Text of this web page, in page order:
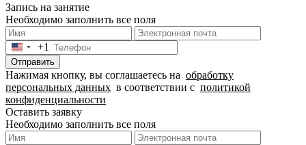
Запись на занятие
Необходимо заполнить все поля
United
States
+1
+1
Отправить
Нажимая кнопку, вы соглашаетесь на обработку
персональных данных в соответствии с политикой
конфиденциальности
Оставить заявку
Необходимо заполнить все поля